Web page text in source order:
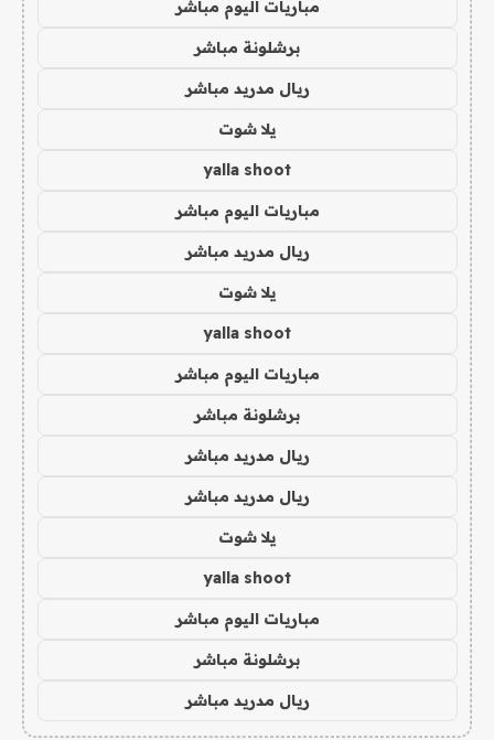
مباريات اليوم مباشر
برشلونة مباشر
ريال مدريد مباشر
يلا شوت
yalla shoot
مباريات اليوم مباشر
ريال مدريد مباشر
يلا شوت
yalla shoot
مباريات اليوم مباشر
برشلونة مباشر
ريال مدريد مباشر
ريال مدريد مباشر
يلا شوت
yalla shoot
مباريات اليوم مباشر
برشلونة مباشر
ريال مدريد مباشر